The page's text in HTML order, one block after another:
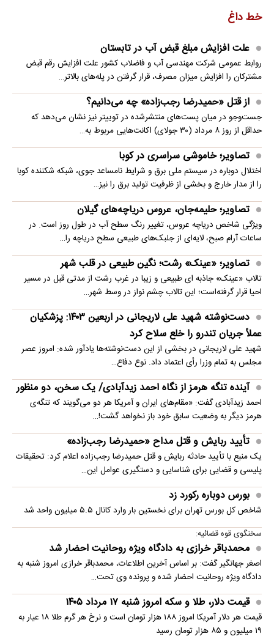
خط داغ
علت افزایش مبلغ قبض آب در تابستان
روابط عمومی شرکت مهندسی آب و فاضلاب کشور علت افزایش رقم قبض
مشترکان را افزایش میزان مصرف، قرار گرفتن در پله‌های بالاتر…
از قتل «حمیدرضا رجب‌زاده» چه می‌دانیم؟
جست‌وجو در میان پست‌های منتشرشده در توییتر نیز نشان می‌دهد که
حداقل از روز ۸ مرداد (۳۰ جولای) اکانت‌هایی مربوط به…
تصاویر؛ خاموشی سراسری در کوبا
اختلال دوباره در سیستم ملی برق و شرایط نامساعد جوی، شبکه شکننده کوبا
را از مدار خارج و بخشی از ظرفیت تولید برق را نیز…
تصاویر؛ حلیمه‌جان، عروس دریاچه‌های گیلان
ویژگی شاخص دریاچه عروس، تغییر رنگ سطح آب در طول روز است. در
ساعات آرام صبح، لایه‌ای از جلبک‌های طبیعی سطح دریاچه را…
تصاویر؛ «عینک» رشت؛ نگین طبیعی در قلب شهر
تالاب «عینک» جاذبه ای طبیعی و زیبا در غرب رشت از مدتی قبل در مسیر
احیا قرار گرفته‌است؛ این تالاب چشم نواز در وسط شهر…
دست‌نوشته شهید علی لاریجانی در اربعین ۱۴۰۳: پزشکیان
عملاً جریان تندرو را خلع سلاح کرد
شهید علی لاریجانی در بخشی از این دست‌نوشته‌ها یادآور شده: امروز عصر
مجلس به تمام وزرا رأی اعتماد داد. نوع دفاع…
آینده تنگه هرمز از نگاه احمد زیدآبادی/ یک سخن، دو منظور
احمد زیدآبادی گفت: «مقام‌های ایران و آمریکا هر دو می‌گویند که تنگه‌ی
هرمز دیگر به وضعیت سابق خود باز نخواهد گشت!…
تأیید ربایش و قتل مداح «حمیدرضا رجب‌زاده»
یک منبع با تأیید حادثه ربایش و قتل حمیدرضا رجب‌زاده اعلام کرد: تحقیقات
پلیسی و قضایی برای شناسایی و دستگیری عوامل این…
بورس دوباره رکورد زد
شاخص کل بورس تهران برای نخستین ‌بار وارد کانال ۵.۵ میلیون واحد شد
سخنگوی قوه قضائیه:
محمدباقر خرازی به دادگاه ویژه روحانیت احضار شد
اصغر جهانگیر گفت: بر اساس آخرین اطلاعات، محمدباقر خرازی امروز شنبه به
دادگاه ویژه روحانیت احضار شده و پرونده وی تحت…
قیمت دلار، طلا و سکه امروز شنبه ۱۷ مرداد ۱۴۰۵
قیمت هر دلار آمریکا امروز ۱۸۸ هزار تومان است و نرخ هر گرم طلا ۱۸ عیار به
۱۹ میلیون و ۸۵ هزار تومان رسید